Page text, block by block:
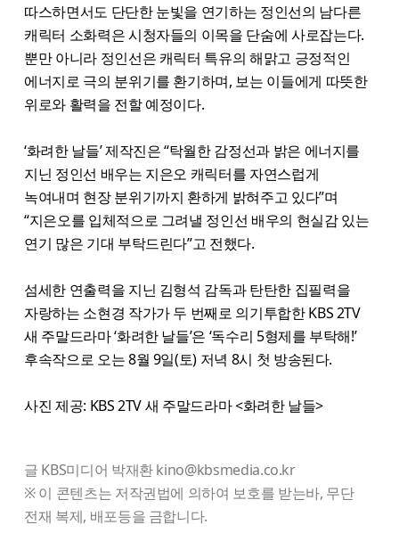
따스하면서도 단단한 눈빛을 연기하는 정인선의 남다른
캐릭터 소화력은 시청자들의 이목을 단숨에 사로잡는다.
뿐만 아니라 정인선은 캐릭터 특유의 해맑고 긍정적인
에너지로 극의 분위기를 환기하며, 보는 이들에게 따뜻한
위로와 활력을 전할 예정이다.
‘화려한 날들’ 제작진은 “탁월한 감정선과 밝은 에너지를
지닌 정인선 배우는 지은오 캐릭터를 자연스럽게
녹여내며 현장 분위기까지 환하게 밝혀주고 있다”며
“지은오를 입체적으로 그려낼 정인선 배우의 현실감 있는
연기 많은 기대 부탁드린다”고 전했다.
섬세한 연출력을 지닌 김형석 감독과 탄탄한 집필력을
자랑하는 소현경 작가가 두 번째로 의기투합한 KBS 2TV
새 주말드라마 ‘화려한 날들’은 ‘독수리 5형제를 부탁해!’
후속작으로 오는 8월 9일(토) 저녁 8시 첫 방송된다.
사진 제공: KBS 2TV 새 주말드라마 <화려한 날들>
글 KBS미디어 박재환 kino@kbsmedia.co.kr
※ 이 콘텐츠는 저작권법에 의하여 보호를 받는바, 무단
전재 복제, 배포등을 금합니다.